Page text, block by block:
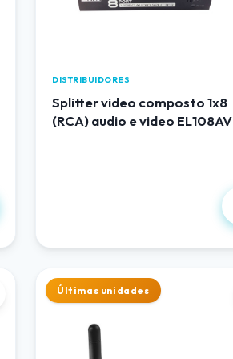
DISTRIBUIDORES
Splitter video composto 1x8
(RCA) audio e video EL108AV
Últimas unidades